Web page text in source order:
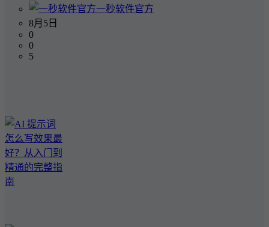
一秒软件官方
8月5日
0
0
5